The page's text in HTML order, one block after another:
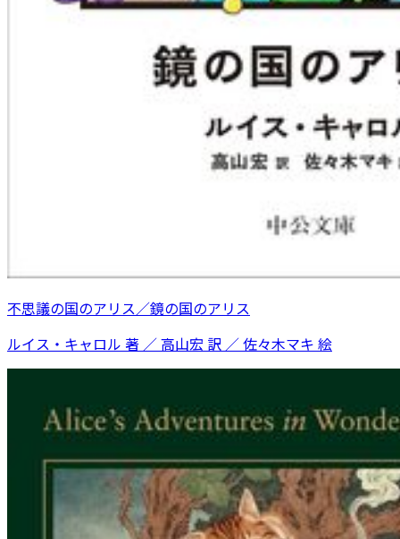
不思議の国のアリス／鏡の国のアリス
ルイス・キャロル 著 ／ 高山宏 訳 ／ 佐々木マキ 絵